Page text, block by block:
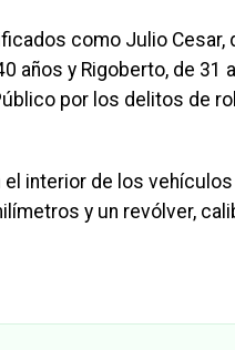
como Julio Cesar,
años y Rigoberto, de 31
por los delitos de
interior de los
y un revólver,